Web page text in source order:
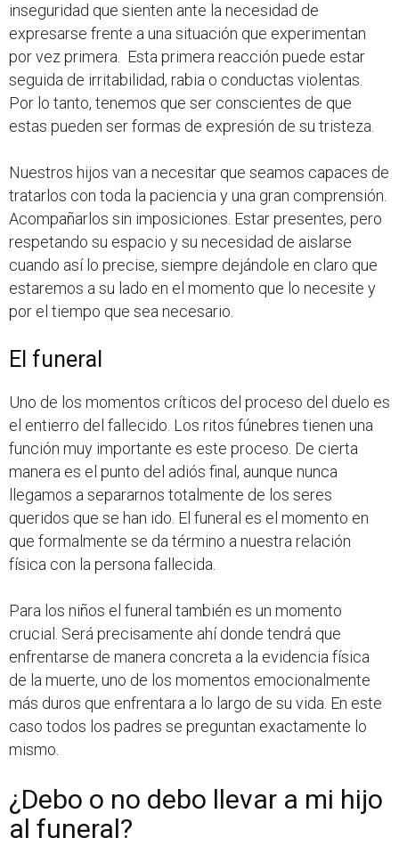
inseguridad que sienten ante la necesidad de
expresarse frente a una situación que experimentan
por vez primera. Esta primera reacción puede estar
seguida de irritabilidad, rabia o conductas violentas.
Por lo tanto, tenemos que ser conscientes de que
estas pueden ser formas de expresión de su tristeza.
Nuestros hijos van a necesitar que seamos capaces de
tratarlos con toda la paciencia y una gran comprensión.
Acompañarlos sin imposiciones. Estar presentes, pero
respetando su espacio y su necesidad de aislarse
cuando así lo precise, siempre dejándole en claro que
estaremos a su lado en el momento que lo necesite y
por el tiempo que sea necesario.
El funeral
Uno de los momentos críticos del proceso del duelo es
el entierro del fallecido. Los ritos fúnebres tienen una
función muy importante es este proceso. De cierta
manera es el punto del adiós final, aunque nunca
llegamos a separarnos totalmente de los seres
queridos que se han ido. El funeral es el momento en
que formalmente se da término a nuestra relación
física con la persona fallecida.
Para los niños el funeral también es un momento
crucial. Será precisamente ahí donde tendrá que
enfrentarse de manera concreta a la evidencia física
de la muerte, uno de los momentos emocionalmente
más duros que enfrentara a lo largo de su vida. En este
caso todos los padres se preguntan exactamente lo
mismo.
¿Debo o no debo llevar a mi hijo
al funeral?